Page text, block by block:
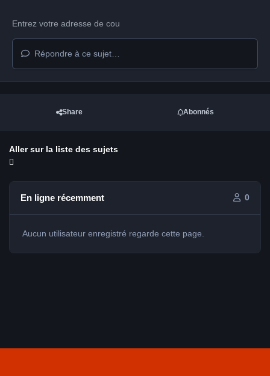
Répondre à ce sujet…
Share Abonnés
Aller sur la liste des sujets
En ligne récemment 0
Aucun utilisateur enregistré regarde cette page.